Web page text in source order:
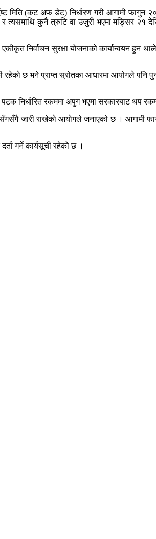
मिति (कट अफ डेट) निर्धारण गरी आगामी
त्यसमाथि कुनै त्रुटि वा उजुरी भएमा मङ्सिर
एकीकृत निर्वाचन सुरक्षा योजनाको
छ भने प्राप्त स्रोतका आधारमा आयोगले पनि
निर्धारित रकममा अपुग भएमा सरकारबाट थप
जारी राखेको आयोगले जनाएको छ । आगामी
गर्ने कार्यसूची रहेको छ ।